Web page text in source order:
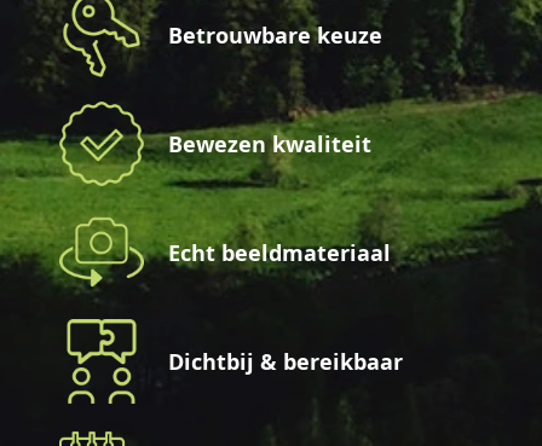
Betrouwbare keuze
Bewezen kwaliteit
Echt beeldmateriaal
Dichtbij & bereikbaar